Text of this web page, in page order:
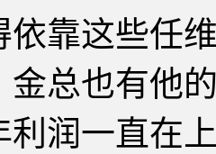
依靠这些任
金总也有他
利润一直在